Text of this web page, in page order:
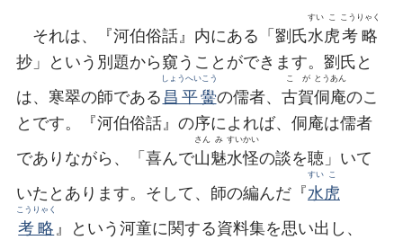
それは、『河伯俗話』内にある「劉氏水
すい
虎
こ
考略
こうりゃく
抄」という別題から窺うことができます。劉氏と
は、寒翠の師である昌平黌
しょうへいこう
の儒者、 古賀
こが
侗庵
とうあん
のこ
とです。『河伯俗話』の序によれば、侗庵は儒者
でありながら、「喜んで山
さん
魅
み
水怪
すいかい
の談を聴」いて
いたとあります。そして、師の編んだ『水
すい
虎
こ
考略
こうりゃく
』という河童に関する資料集を思い出し、